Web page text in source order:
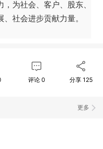
为社会、客户、股东、
社会进步贡献力量。
评论0 分享 125
更多